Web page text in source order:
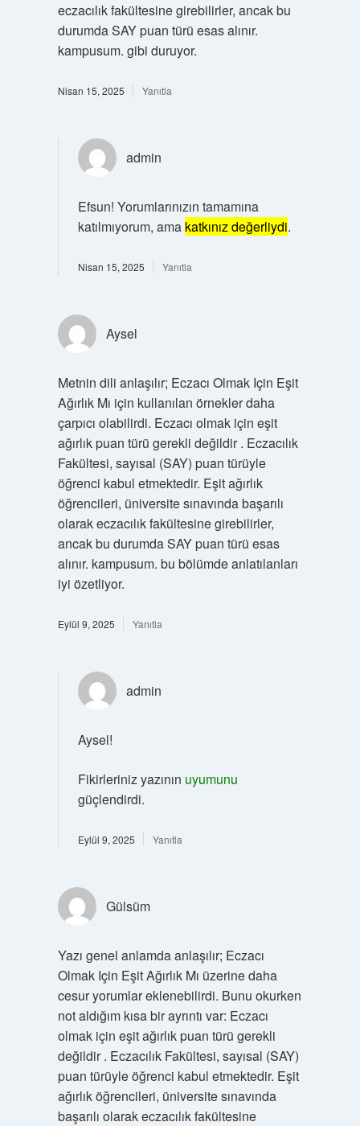
eczacılık fakültesine girebilirler, ancak bu
durumda SAY puan türü esas alınır.
kampusum. gibi duruyor.
Nisan 15, 2025 Yanıtla
admin
Efsun! Yorumlarınızın tamamına
katılmıyorum, ama katkınız değerliydi.
Nisan 15, 2025 Yanıtla
Aysel
Metnin dili anlaşılır; Eczacı Olmak Için Eşit
Ağırlık Mı için kullanılan örnekler daha
çarpıcı olabilirdi. Eczacı olmak için eşit
ağırlık puan türü gerekli değildir . Eczacılık
Fakültesi, sayısal (SAY) puan türüyle
öğrenci kabul etmektedir. Eşit ağırlık
öğrencileri, üniversite sınavında başarılı
olarak eczacılık fakültesine girebilirler,
ancak bu durumda SAY puan türü esas
alınır. kampusum. bu bölümde anlatılanları
iyi özetliyor.
Eylül 9, 2025 Yanıtla
admin
Aysel!
Fikirleriniz yazının uyumunu
güçlendirdi.
Eylül 9, 2025 Yanıtla
Gülsüm
Yazı genel anlamda anlaşılır; Eczacı
Olmak Için Eşit Ağırlık Mı üzerine daha
cesur yorumlar eklenebilirdi. Bunu okurken
not aldığım kısa bir ayrıntı var: Eczacı
olmak için eşit ağırlık puan türü gerekli
değildir . Eczacılık Fakültesi, sayısal (SAY)
puan türüyle öğrenci kabul etmektedir. Eşit
ağırlık öğrencileri, üniversite sınavında
başarılı olarak eczacılık fakültesine